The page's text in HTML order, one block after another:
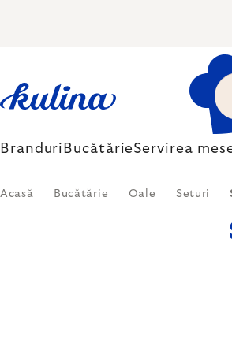
Branduri BucătărieServirea
Acasă Bucătărie Oale Seturi